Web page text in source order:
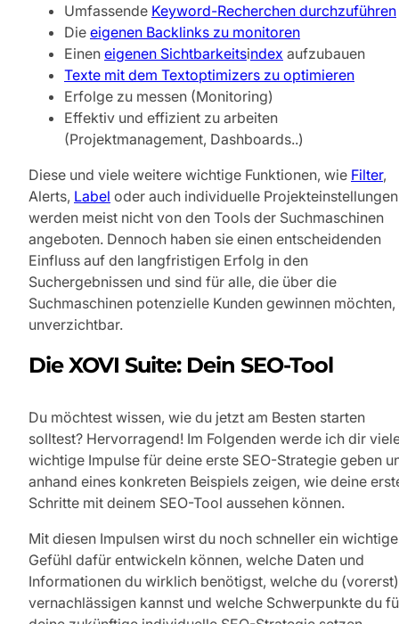
Umfassende Keyword-Recherchen durchzuführen
Die eigenen Backlinks zu monitoren
Einen eigenen Sichtbarkeitsindex aufzubauen
Texte mit dem Textoptimizers zu optimieren
Erfolge zu messen (Monitoring)
Effektiv und effizient zu arbeiten
(Projektmanagement, Dashboards..)
Diese und viele weitere wichtige Funktionen, wie Filter,
Alerts, Label oder auch individuelle Projekteinstellungen
werden meist nicht von den Tools der Suchmaschinen
angeboten. Dennoch haben sie einen entscheidenden
Einfluss auf den langfristigen Erfolg in den
Suchergebnissen und sind für alle, die über die
Suchmaschinen potenzielle Kunden gewinnen möchten,
unverzichtbar.
Die XOVI Suite: Dein SEO-Tool
Du möchtest wissen, wie du jetzt am Besten starten
solltest? Hervorragend! Im Folgenden werde ich dir
wichtige Impulse für deine erste SEO-Strategie geben
anhand eines konkreten Beispiels zeigen, wie deine
Schritte mit deinem SEO-Tool aussehen können.
Mit diesen Impulsen wirst du noch schneller ein
Gefühl dafür entwickeln können, welche Daten und
Informationen du wirklich benötigst, welche du (vorerst)
vernachlässigen kannst und welche Schwerpunkte du